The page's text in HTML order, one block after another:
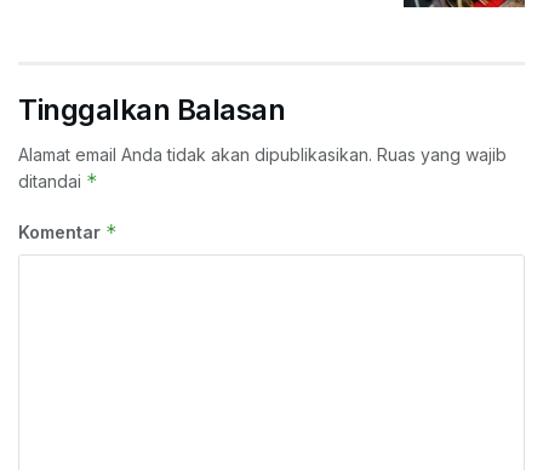
Tinggalkan Balasan
Alamat email Anda tidak akan dipublikasikan. Ruas yang wajib
ditandai *
Komentar *